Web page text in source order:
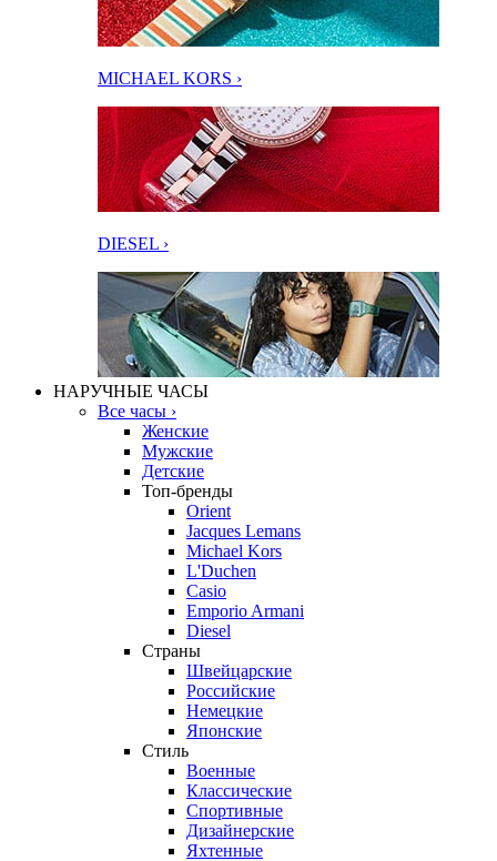
MICHAEL KORS ›
DIESEL ›
НАРУЧНЫЕ ЧАСЫ
Все часы ›
Женские
Мужские
Детские
Топ-бренды
Orient
Jacques Lemans
Michael Kors
L'Duchen
Casio
Emporio Armani
Diesel
Страны
Швейцарские
Российские
Немецкие
Японские
Стиль
Военные
Классические
Спортивные
Дизайнерские
Яхтенные